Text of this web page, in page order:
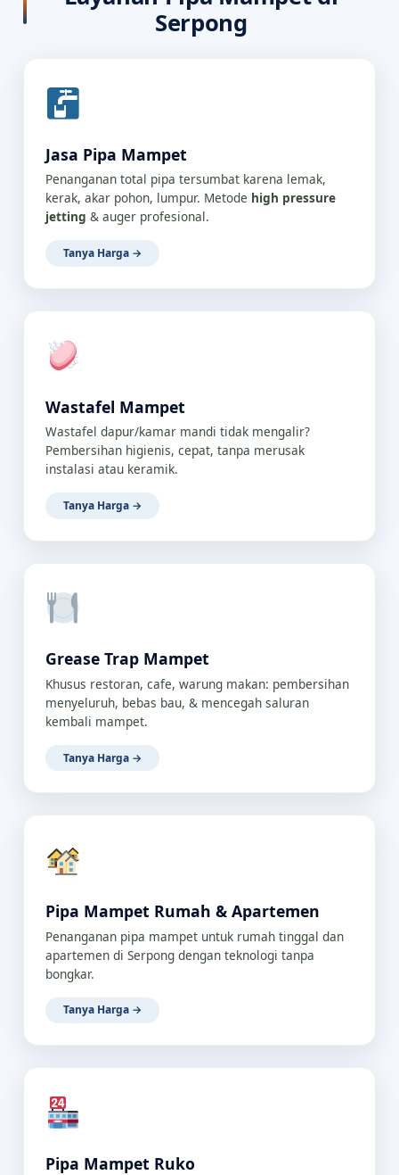
Serpong
Jasa Pipa Mampet
Penanganan total pipa tersumbat karena lemak,
kerak, akar pohon, lumpur. Metode high pressure
jetting & auger profesional.
Tanya Harga →
Wastafel Mampet
Wastafel dapur/kamar mandi tidak mengalir?
Pembersihan higienis, cepat, tanpa merusak
instalasi atau keramik.
Tanya Harga →
Grease Trap Mampet
Khusus restoran, cafe, warung makan: pembersihan
menyeluruh, bebas bau, & mencegah saluran
kembali mampet.
Tanya Harga →
Pipa Mampet Rumah & Apartemen
Penanganan pipa mampet untuk rumah tinggal dan
apartemen di Serpong dengan teknologi tanpa
bongkar.
Tanya Harga →
Pipa Mampet Ruko